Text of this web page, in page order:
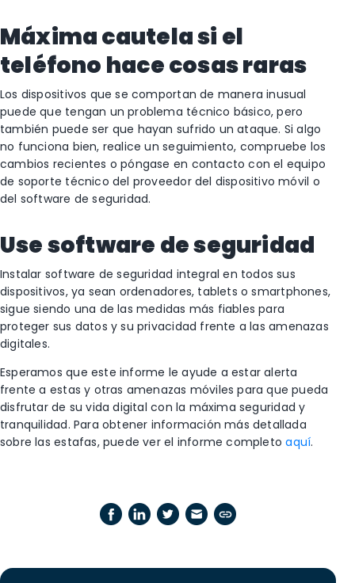
Máxima cautela si el
teléfono hace cosas raras
Los dispositivos que se comportan de manera inusual
puede que tengan un problema técnico básico, pero
también puede ser que hayan sufrido un ataque. Si algo
no funciona bien, realice un seguimiento, compruebe los
cambios recientes o póngase en contacto con el equipo
de soporte técnico del proveedor del dispositivo móvil o
del software de seguridad.
Use software de seguridad
Instalar software de seguridad integral en todos sus
dispositivos, ya sean ordenadores, tablets o smartphones,
sigue siendo una de las medidas más fiables para
proteger sus datos y su privacidad frente a las amenazas
digitales.
Esperamos que este informe le ayude a estar alerta
frente a estas y otras amenazas móviles para que pueda
disfrutar de su vida digital con la máxima seguridad y
tranquilidad. Para obtener información más detallada
sobre las estafas, puede ver el informe completoaquí.